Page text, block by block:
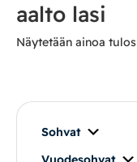
Nojatuolit
Makuuhuone
aalto lasi
Näytetään ainoa tulos
Sohvat